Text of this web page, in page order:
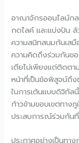
อาณาจักรออนไลน์ก
กดไลค์ และแบ่งปัน
ความสนิทสนมกันเสมื
ความคิดถึงร่วมกันข
เดียไม่เพียงแต่ติดตา
หน้าที่เป็นข้อพิสูจน์ถึ
ในการเต้นแบบดิจิทั
ก้าวข้ามขอบเขตทาง
ประสบการณ์ร่วมกันที่
ประกาศอย่างเป็นท